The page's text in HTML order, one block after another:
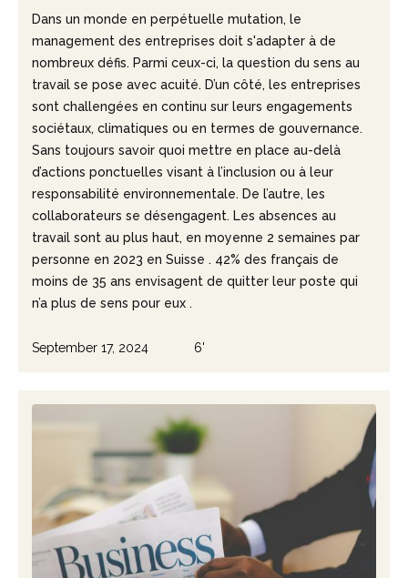
Dans un monde en perpétuelle mutation, le
management des entreprises doit s'adapter à de
nombreux défis. Parmi ceux-ci, la question du sens au
travail se pose avec acuité. D’un côté, les entreprises
sont challengées en continu sur leurs engagements
sociétaux, climatiques ou en termes de gouvernance.
Sans toujours savoir quoi mettre en place au-delà
d’actions ponctuelles visant à l’inclusion ou à leur
responsabilité environnementale. De l’autre, les
collaborateurs se désengagent. Les absences au
travail sont au plus haut, en moyenne 2 semaines par
personne en 2023 en Suisse . 42% des français de
moins de 35 ans envisagent de quitter leur poste qui
n’a plus de sens pour eux .
September 17, 2024 6'